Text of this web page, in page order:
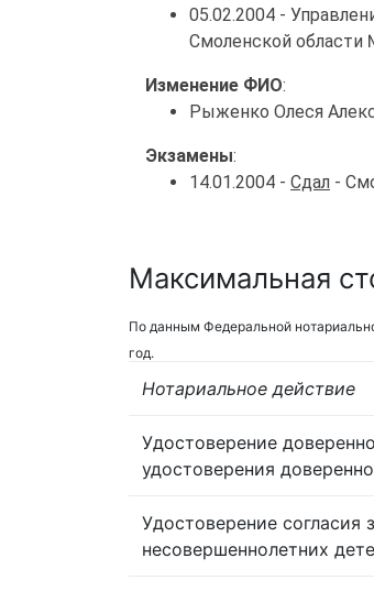
05.02.2004 -
Смоленской области
Изменение ФИО:
Рыженко Олеся
Экзамены:
14.01.2004 - Сдал -
Максимальная
По данным Федеральной
год.
Нотариальное действие
Удостоверение
удостоверения
Удостоверение согласия
несовершеннолетних